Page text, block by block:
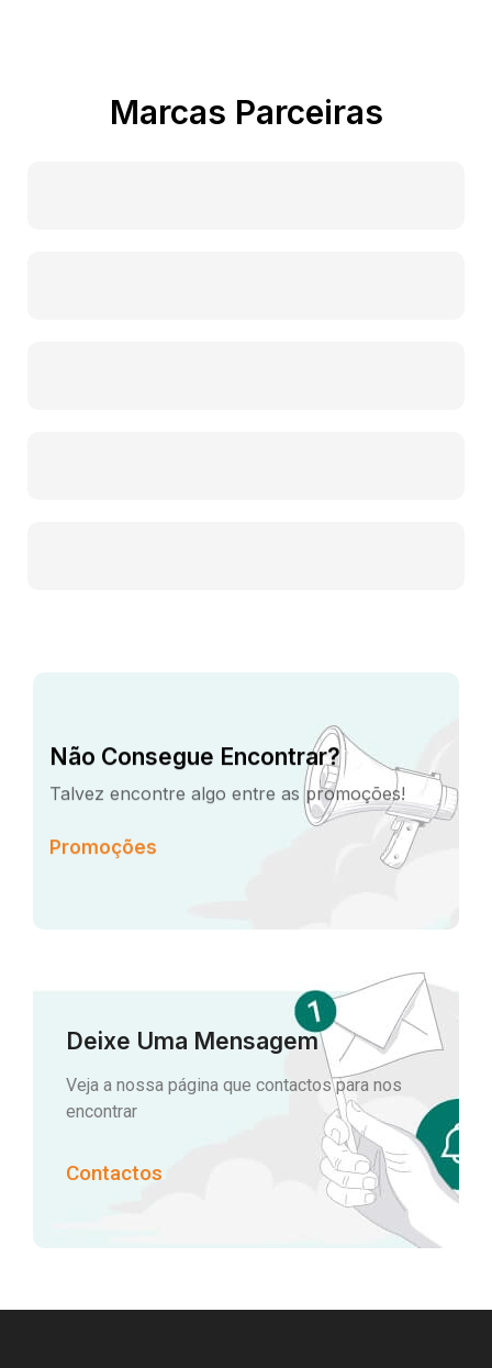
Marcas Parceiras
Não Consegue Encontrar?
Talvez encontre algo entre as promoções!
Promoções
Deixe Uma Mensagem
Veja a nossa página que contactos para nos
encontrar
Contactos